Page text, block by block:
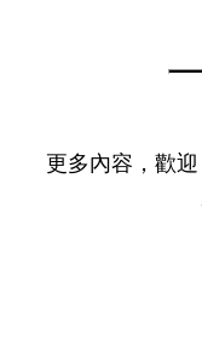
更多內容，歡迎